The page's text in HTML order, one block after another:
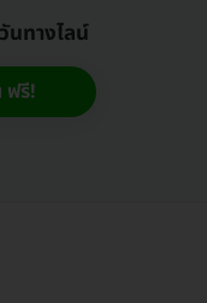
ทางไลน์
ฟรี!